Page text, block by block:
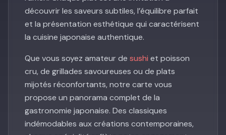
découvrir les saveurs subtiles, l’équilibre parfait
et la présentation esthétique qui caractérisent
la cuisine japonaise authentique.
Que vous soyez amateur de sushi et poisson
cru, de grillades savoureuses ou de plats
mijotés réconfortants, notre carte vous
propose un panorama complet de la
gastronomie japonaise. Des classiques
indémodables aux créations contemporaines,